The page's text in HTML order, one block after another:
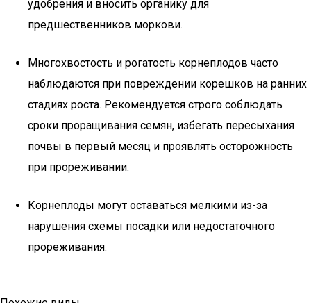
удобрения и вносить органику для
предшественников моркови.
Многохвостость и рогатость корнеплодов часто
наблюдаются при повреждении корешков на ранних
стадиях роста. Рекомендуется строго соблюдать
сроки проращивания семян, избегать пересыхания
почвы в первый месяц и проявлять осторожность
при прореживании.
Корнеплоды могут оставаться мелкими из-за
нарушения схемы посадки или недостаточного
прореживания.